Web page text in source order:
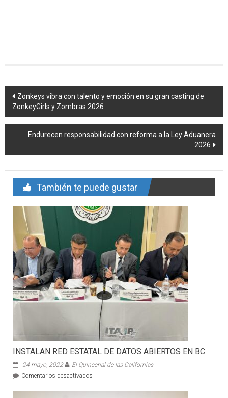
Navegación
de
entrada
Zonkeys vibra con talento y emoción en su gran casting de
ZonkeyGirls y Zombras 2026
Endurecen responsabilidad con reforma a la Ley Aduanera
2026
También te puede gustar
INSTALAN RED ESTATAL DE DATOS ABIERTOS EN BC
24 mayo, 2022
El Quincenal de las Californias
Comentarios desactivadosen
RED